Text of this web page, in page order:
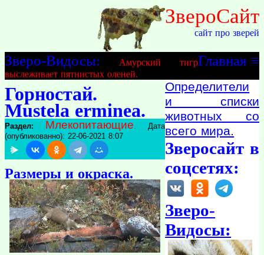
ЗвероСайт
сайт про зверей
≡
Главная
Зверо-Видосы:
Амурский тигр
выслеживает пятнистых оленей.
Горностай.
Mustela erminea.
Раздел: Млекопитающие. Дата
(опубликованно): 22-06-2021 8:07
Размеры и окраска.
Определители
и списки
животных со
всего мира.
Зверосайт в
соцсетях:
Зверо-
Видосы: